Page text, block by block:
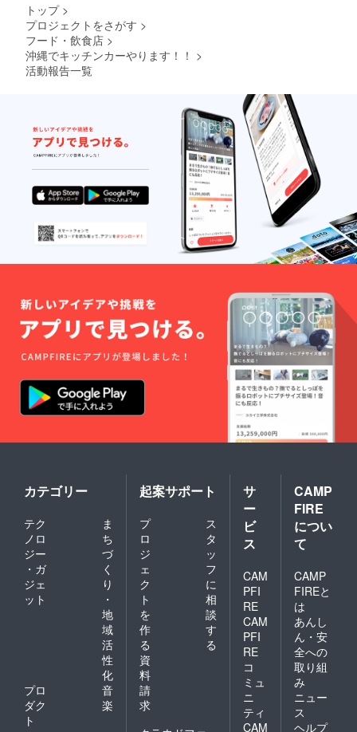
トップ >
プロジェクトをさがす >
フード・飲食店 >
沖縄でキッチンカーやります！！ >
活動報告一覧
カテゴリー
テク
ノロ
ジー
・ガ
ジェ
ット
ま
ち
づ
く
り
・
地
域
活
性
化
プロ
ダク
ト
音
楽
起案サポート
プ
ロ
ジ
ェ
ク
ト
を
作
る
ス
タ
ッ
フ
に
相
談
す
る
資
料
請
求
サ
ー
ビ
ス
CAM
PFI
RE
CAM
PFI
RE
コ
ミュ
ニ
ティ
CAM
CAMP
FIRE
につい
て
CAMP
FIREと
は
あんし
ん・安
全への
取り組
み
ニュー
ス
ヘルプ